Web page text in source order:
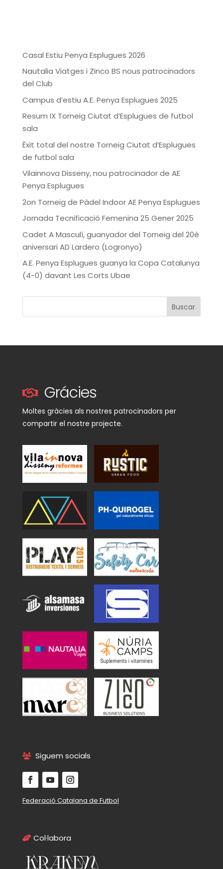
Casal Estiu Penya Esplugues 2026
Nautalia Viatges i Zinco BS nous patrocinadors
del Club
Campus d’estiu A.E. Penya Esplugues 2025
Resum IX Torneig Ciutat d’Esplugues de futbol
sala
Èxit total del nostre Torneig Ciutat d’Esplugues
de futbol sala
Vilainnova Disseny, nou patrocinador de AE
Penya Esplugues
2on Torneig de Pàdel Indoor AE Penya Esplugues
Jornada Tecnificació Femenina 25 Gener 2025
Cadet A Masculí, guanyador del Torneig del 20è
aniversari AD Lardero (Logronyo)
A.E. Penya Esplugues guanya la Copa Catalunya
(4-0) davant Les Corts Ubae
Buscar
Grácies
Moltes gràcies als nostres patrocinadors per
compartir el nostre projecte.
Siguem socials
Federació Catalana de Futbol
Col·labora